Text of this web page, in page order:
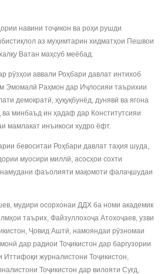
навини тоҷикон ва роҳи рушди
аз муҳимтарин хидматҳои Пешвои
Ватан маҳсуб меёбад.
рӯзҳои аввали Роҳбари давлат интихоб
Эмомалӣ Раҳмон дар Иҷлосияи таърихии
демократӣ, ҳуқуқбунёд, дунявӣ ва ягона
минбаъд ин ҳадаф дар Конститутсияи
мамлакат инъикоси худро ёфт.
бевоситаи Роҳбари давлат таҳия шуда,
муосири миллӣ, асосҳои сохти
намудани фаъолияти мақомоти фалаҷшудаи
мудири осорхонаи ДДХ ба номи академик
таърих, Файзуллохоҷа Атохоҷаев, узви
Ҷовид Аштӣ, намояндаи рӯзномаи
дар радиои Тоҷикистон дар баргузории
журналистони Тоҷикистон,
Тоҷикистон дар вилояти Суғд,